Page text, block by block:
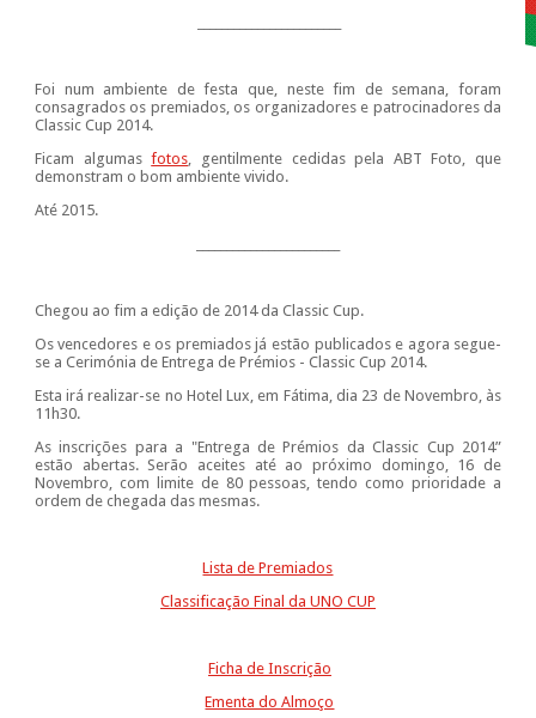
Foi num ambiente de festa que, neste fim de semana, foram
consagrados os premiados, os organizadores e patrocinadores da
Classic Cup 2014.
Ficam algumasfotos, gentilmente cedidas pela ABT Foto, que
demonstram o bom ambiente vivido.
Até 2015.
Chegou ao fim a edição de 2014 da Classic Cup.
Os vencedores e os premiados já estão publicados e agora segue-
se a Cerimónia de Entrega de Prémios - Classic Cup 2014.
Esta irá realizar-se no Hotel Lux, em Fátima, dia 23 de Novembro, às
11h30.
As inscrições para a "Entrega de Prémios da Classic Cup 2014”
estão abertas. Serão aceites até ao próximo domingo, 16 de
Novembro, com limite de 80 pessoas, tendo como prioridade a
ordem de chegada das mesmas.
Lista de Premiados
Classificação Final da UNO CUP
Ficha de Inscrição
Ementa do Almoço